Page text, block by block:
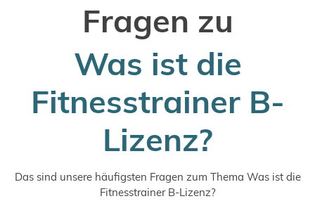
Fragen zu
Was ist die
Fitnesstrainer B-
Lizenz?
Das sind unsere häufigsten Fragen zum Thema Was ist die
Fitnesstrainer B-Lizenz?